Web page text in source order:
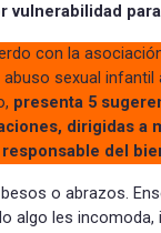
vulnerabilidad
con la
abuso sexual
presenta 5
dirigidas a
del
o abrazos.
algo les